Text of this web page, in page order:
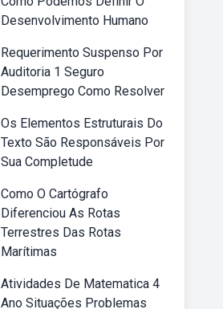
Desenvolvimento Humano
Requerimento Suspenso Por
Auditoria 1 Seguro
Desemprego Como Resolver
Os Elementos Estruturais Do
Texto São Responsáveis Por
Sua Completude
Como O Cartógrafo
Diferenciou As Rotas
Terrestres Das Rotas
Marítimas
Atividades De Matematica 4
Ano Situações Problemas